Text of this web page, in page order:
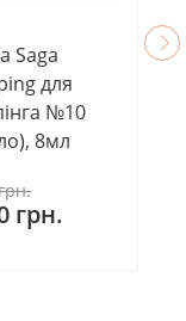
Saga
для
№10
8мл
грн.